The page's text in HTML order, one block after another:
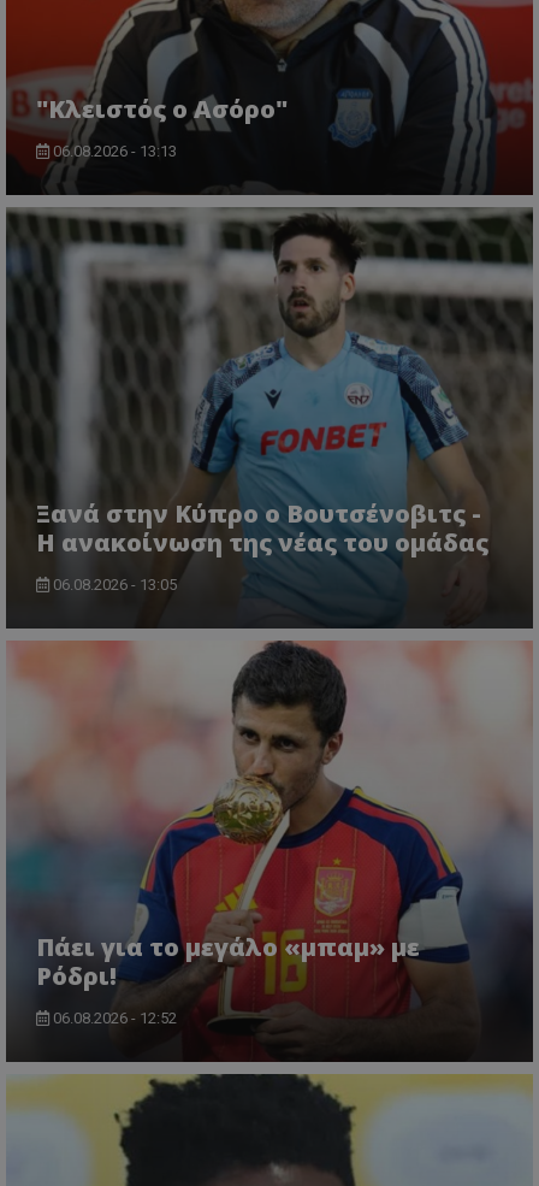
"Κλειστός ο Ασόρο"
06.08.2026 - 13:13
Ξανά στην Κύπρο ο Βουτσένοβιτς -
Η ανακοίνωση της νέας του ομάδας
06.08.2026 - 13:05
Πάει για το μεγάλο «μπαμ» με
Ρόδρι!
06.08.2026 - 12:52